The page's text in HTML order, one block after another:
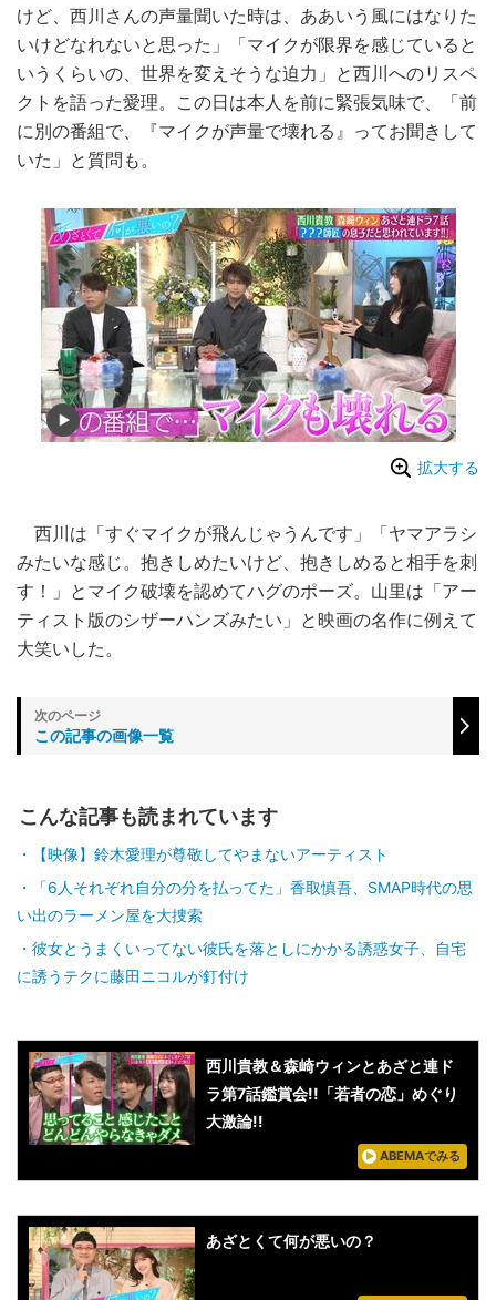
けど、西川さんの声量聞いた時は、ああいう風にはなりた
いけどなれないと思った」「マイクが限界を感じていると
いうくらいの、世界を変えそうな迫力」と西川へのリスペ
クトを語った愛理。この日は本人を前に緊張気味で、「前
に別の番組で、『マイクが声量で壊れる』ってお聞きして
いた」と質問も。
拡大する
西川は「すぐマイクが飛んじゃうんです」「ヤマアラシ
みたいな感じ。抱きしめたいけど、抱きしめると相手を刺
す！」とマイク破壊を認めてハグのポーズ。山里は「アー
ティスト版のシザーハンズみたい」と映画の名作に例えて
大笑いした。
この記事の画像一覧
こんな記事も読まれています
【映像】鈴木愛理が尊敬してやまないアーティスト
「6人それぞれ自分の分を払ってた」香取慎吾、SMAP時代の思
い出のラーメン屋を大捜索
彼女とうまくいってない彼氏を落としにかかる誘惑女子、自宅
に誘うテクに藤田ニコルが釘付け
西川貴教＆森崎ウィンとあざと連ド
ラ第7話鑑賞会!!「若者の恋」めぐり
大激論!!
ABEMAでみる
あざとくて何が悪いの？